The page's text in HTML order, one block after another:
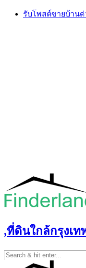
Skip
รับโพสต์ขายบ้าน
,ที่ดินใกล้กรุงเ